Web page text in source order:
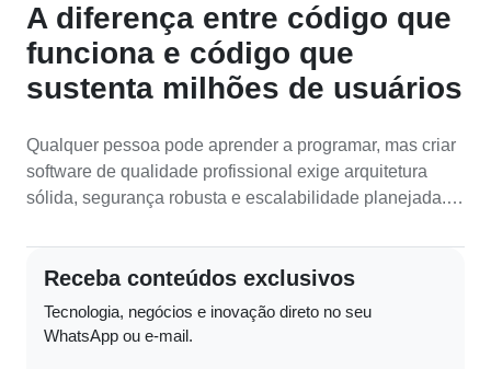
A diferença entre código que
funciona e código que
sustenta milhões de usuários
Qualquer pessoa pode aprender a programar, mas criar
software de qualidade profissional exige arquitetura
sólida, segurança robusta e escalabilidade planejada.
sistemas e APIs que crescem junto com seu negócio,
desde a escolha criteriosa da stack até metodologias
ágeis, testes automatizados e deployment em nuvem.
Receba conteúdos exclusivos
Tecnologia, negócios e inovação direto no seu
WhatsApp ou e-mail.